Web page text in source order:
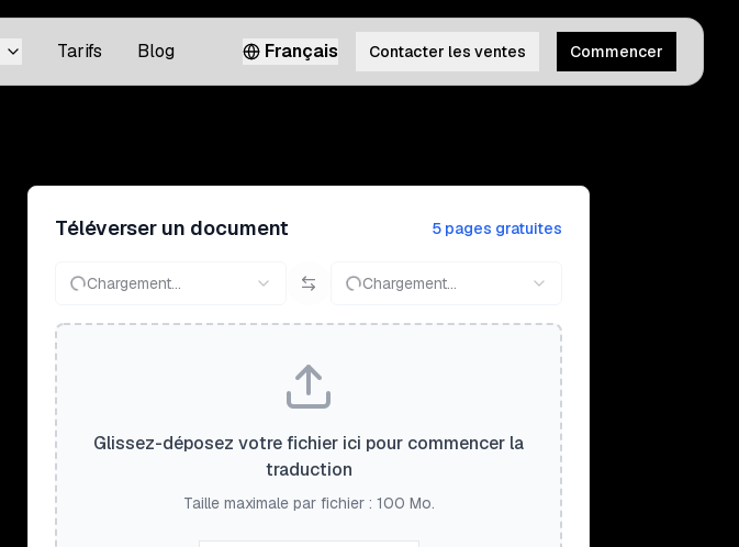
Tarifs Blog Français Contacter les ventes Commencer
Téléverser un document 5 pages gratuites
Chargement... Chargement...
Glissez-déposez votre fichier ici pour commencer la
traduction
Taille maximale par fichier : 100 Mo.